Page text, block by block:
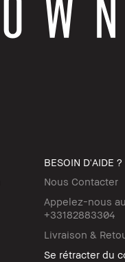
BESOIN D'AIDE ?
Nous Contacter
Appelez-nous au
+33182883304
Livraison &
Se rétracter du